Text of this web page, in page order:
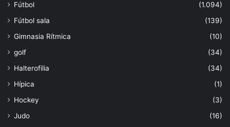
Fútbol
(1.094)
Fútbol sala
(139)
Gimnasia Rítmica
(10)
golf
(34)
Halterofilia
(34)
Hípica
(1)
Hockey
(3)
Judo
(16)